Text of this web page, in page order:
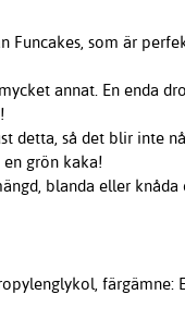
Funcakes, som är
annat. En enda
detta, så det blir inte
en grön kaka!
blanda eller
färgämne: